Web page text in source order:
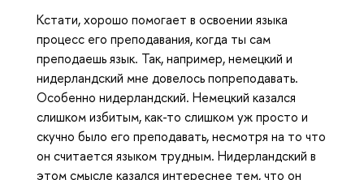
Кстати, хорошо помогает в освоении языка
процесс его преподавания, когда ты сам
преподаешь язык. Так, например, немецкий и
нидерландский мне довелось попреподавать.
Особенно нидерландский. Немецкий казался
слишком избитым, как-то слишком уж просто и
скучно было его преподавать, несмотря на то что
он считается языком трудным. Нидерландский в
этом смысле казался интереснее тем, что он